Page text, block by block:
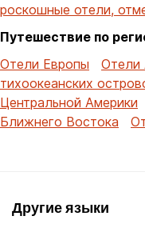
роскошные отели,
Путешествие по
Отели Европы
Отели
тихоокеанских
Центральной Америки
Ближнего Востока
Другие языки